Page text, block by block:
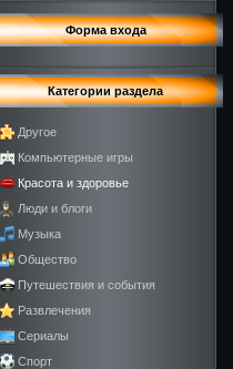
Форма входа
Категории раздела
Другое
Компьютерные игры
Красота и здоровье
Люди и блоги
Музыка
Общество
Путешествия и события
Развлечения
Сериалы
Спорт